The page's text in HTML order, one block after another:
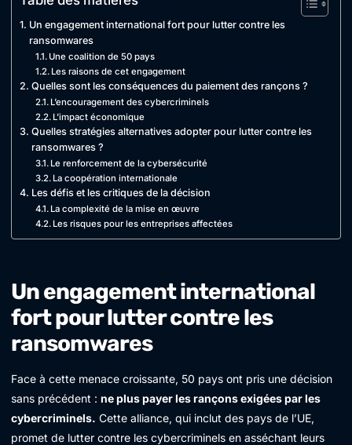
Un engagement international fort pour lutter contre les
ransomwares
Une coalition de 50 pays
Les raisons de cet engagement
Quelles sont les conséquences du paiement des rançons ?
L’encouragement des cybercriminels
L’impact économique
Quelles stratégies alternatives adopter pour lutter contre les
ransomwares ?
Le renforcement de la cybersécurité
La coopération internationale
Les défis et les critiques de la décision
La complexité de la mise en œuvre
Les risques pour les entreprises affectées
Un engagement international
fort pour lutter contre les
ransomwares
Face à cette menace croissante, 50 pays ont pris une décision
sans précédent : ne plus payer les rançons exigées par les
cybercriminels. Cette alliance, qui inclut des pays de l’UE,
promet de lutter contre les cybercriminels en asséchant leurs